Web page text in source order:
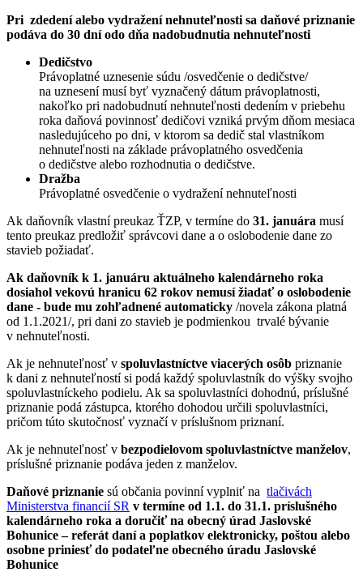
Pri zdedení alebo vydražení nehnuteľnosti sa daňové priznanie
podáva do 30 dní odo dňa nadobudnutia nehnuteľnosti
Dedičstvo
Právoplatné uznesenie súdu /osvedčenie o dedičstve/
na uznesení musí byť vyznačený dátum právoplatnosti,
nakoľko pri nadobudnutí nehnuteľnosti dedením v priebehu
roka daňová povinnosť dedičovi vzniká prvým dňom mesiaca
nasledujúceho po dni, v ktorom sa dedič stal vlastníkom
nehnuteľnosti na základe právoplatného osvedčenia
o dedičstve alebo rozhodnutia o dedičstve.
Dražba
Právoplatné osvedčenie o vydražení nehnuteľnosti
Ak daňovník vlastní preukaz ŤZP, v termíne do 31. januára musí
tento preukaz predložiť správcovi dane a o oslobodenie dane zo
stavieb požiadať.
Ak daňovník k 1. januáru aktuálneho kalendárneho roka
dosiahol vekovú hranicu 62 rokov nemusí žiadať o oslobodenie
dane - bude mu zohľadnené automaticky /novela zákona platná
od 1.1.2021/, pri dani zo stavieb je podmienkou trvalé bývanie
v nehnuteľnosti.
Ak je nehnuteľnosť v spoluvlastníctve viacerých osôb priznanie
k dani z nehnuteľností si podá každý spoluvlastník do výšky svojho
spoluvlastníckeho podielu. Ak sa spoluvlastníci dohodnú, príslušné
priznanie podá zástupca, ktorého dohodou určili spoluvlastníci,
pričom túto skutočnosť vyznačí v príslušnom priznaní.
Ak je nehnuteľnosť v bezpodielovom spoluvlastníctve manželov,
príslušné priznanie podáva jeden z manželov.
Daňové priznanie sú občania povinní vyplniť na tlačivách
Ministerstva financií SR v termíne od 1.1. do 31.1. príslušného
kalendárneho roka a doručiť na obecný úrad Jaslovské
Bohunice – referát daní a poplatkov elektronicky, poštou alebo
osobne priniesť do podateľne obecného úradu Jaslovské
Bohunice